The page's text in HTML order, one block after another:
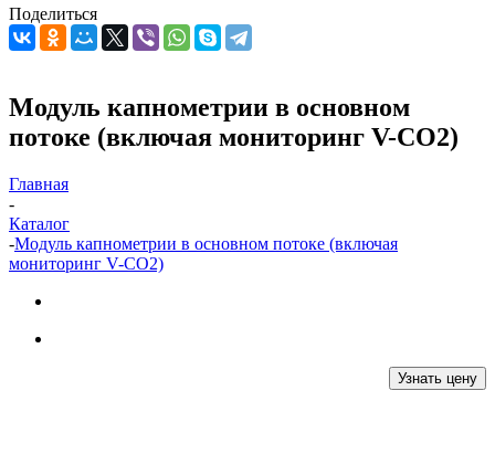
Поделиться
Модуль капнометрии в основном
потоке (включая мониторинг V-CO2)
Главная
-
Каталог
-Модуль капнометрии в основном потоке (включая
мониторинг V-CO2)
Узнать цену